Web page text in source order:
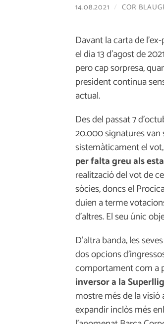
14.08.2021 / COR
Davant la carta de
el dia 13 d’agost de
pero cap sorpresa,
president continua
actual.
Des del passat 7
20.000 signatures van
sistemàticament el
per falta greu als
realització del vot de
sòcies, doncs el
duien a terme
d’altres. El seu únic
D’altra banda, les
dos opcions
comportament com a
inversor a la
mostre més de la
expandir inclòs més